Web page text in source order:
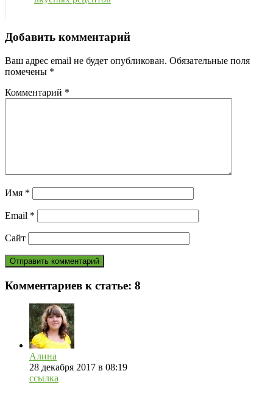
Добавить комментарий
Ваш адрес email не будет опубликован. Обязательные поля
помечены *
Комментарий *
Имя *
Email *
Сайт
Комментариев к статье: 8
Алина
28 декабря 2017 в 08:19
ссылка